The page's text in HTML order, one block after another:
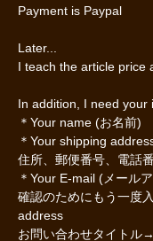
Payment is Paypal
Later...
I teach the article price
In addition, I need
＊Your name (お名前)
＊Your shipping
住所、郵便番号、電話
＊Your E-mail (メール
確認のためにもう一度
address
お問い合わせタイトル